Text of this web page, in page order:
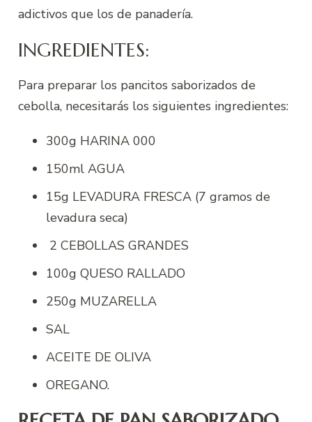
adictivos que los de panadería.
INGREDIENTES:
Para preparar los pancitos saborizados de
cebolla, necesitarás los siguientes ingredientes:
300g HARINA 000
150ml AGUA
15g LEVADURA FRESCA (7 gramos de
levadura seca)
2 CEBOLLAS GRANDES
100g QUESO RALLADO
250g MUZARELLA
SAL
ACEITE DE OLIVA
OREGANO.